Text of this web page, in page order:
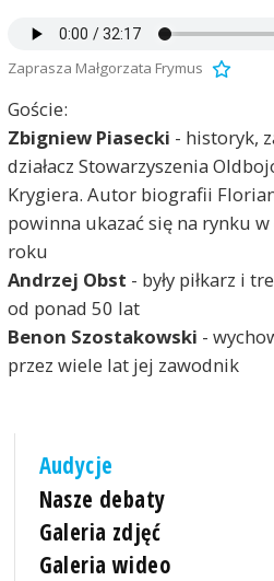
Zaprasza Małgorzata Frymus
Goście:
Zbigniew Piasecki - historyk,
działacz Stowarzyszenia
Krygiera. Autor biografii
powinna ukazać się na rynku
roku
Andrzej Obst - były piłkarz i
od ponad 50 lat
Benon Szostakowski -
przez wiele lat jej zawodnik
Audycje
Nasze debaty
Galeria zdjęć
Galeria wideo